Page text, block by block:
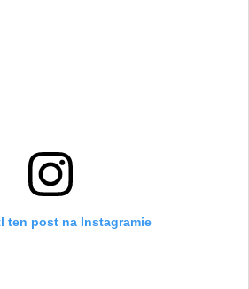
ten post na Instagramie